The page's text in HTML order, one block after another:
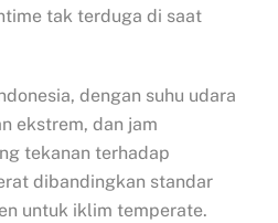
tak terduga di saat
dengan suhu udara
ekstrem, dan jam
tekanan terhadap
dibandingkan standar
untuk iklim temperate.